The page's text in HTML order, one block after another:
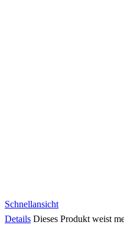
Schnellansicht
Details Dieses Produkt weist